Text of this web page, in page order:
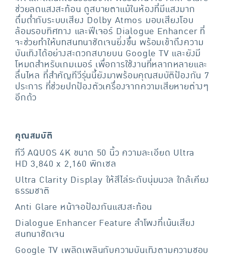
ช่วยลดแสงสะท้อน ดูสบายตาแม้ในห้องที่มีแสงมาก
ดื่มด่ำกับระบบเสียง Dolby Atmos มอบเสียงโอบ
ล้อมรอบทิศทาง และฟีเจอร์ Dialogue Enhancer ที่
จะช่วยทำให้บทสนทนาชัดเจนยิ่งขึ้น พร้อมเข้าถึงความ
บันเทิงได้อย่างสะดวกสบายบน Google TV และยังมี
โหมดสำหรับเกมเมอร์ เพื่อการใช้งานที่หลากหลายและ
ลื่นไหล ที่สำคัญทีวีรุ่นนี้ยังมาพร้อมคุณสมบัติป้องกัน 7
ประการ ที่ช่วยปกป้องตัวเครื่องจากความเสียหายต่างๆ
อีกด้ว
คุณสมบัติ
ทีวี AQUOS 4K ขนาด 50 นิ้ว ความละเอียด Ultra
HD 3,840 x 2,160 พิกเซล
Ultra Clarity Display ให้สีไล่ระดับนุ่มนวล ใกล้เคียง
ธรรมชาติ
Anti Glare หน้าจอป้องกันแสงสะท้อน
Dialogue Enhancer Feature ลำโพงที่เน้นเสียง
สนทนาชัดเจน
Google TV เพลิดเพลินกับความบันเทิงตามความชอบ